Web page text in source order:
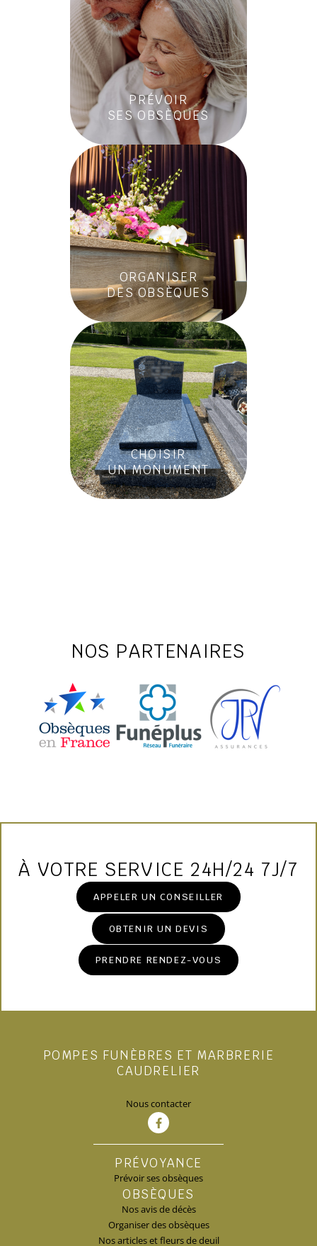
PRÉVOIR
SES OBSÈQUES
ORGANISER
DES OBSÈQUES
CHOISIR
UN MONUMENT
NOS PARTENAIRES
À VOTRE SERVICE 24H/24 7J/7
APPELER UN CONSEILLER
OBTENIR UN DEVIS
PRENDRE RENDEZ-VOUS
POMPES FUNÈBRES ET MARBRERIE
CAUDRELIER
Nous contacter
PRÉVOYANCE
Prévoir ses obsèques
OBSÈQUES
Nos avis de décès
Organiser des obsèques
Nos articles et fleurs de deuil